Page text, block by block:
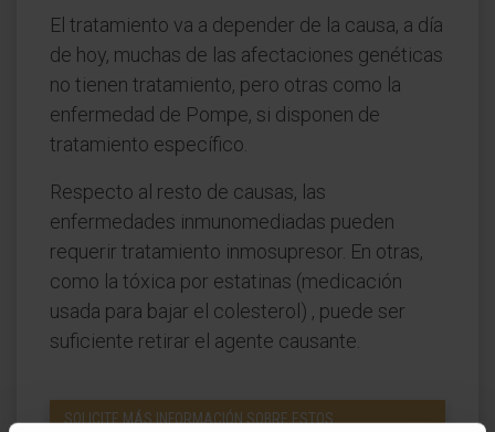
El tratamiento va a depender de la causa, a día
de hoy, muchas de las afectaciones genéticas
no tienen tratamiento, pero otras como la
enfermedad de Pompe, si disponen de
tratamiento específico.
Respecto al resto de causas, las
enfermedades inmunomediadas pueden
requerir tratamiento inmosupresor. En otras,
como la tóxica por estatinas (medicación
usada para bajar el colesterol) , puede ser
suficiente retirar el agente causante.
SOLICITE MÁS INFORMACIÓN SOBRE ESTOS